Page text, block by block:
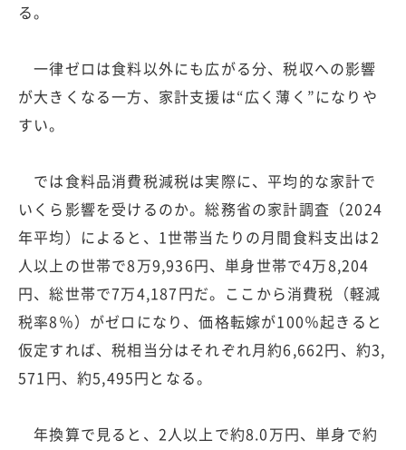
る。
一律ゼロは食料以外にも広がる分、税収への影響
が大きくなる一方、家計支援は“広く薄く”になりや
すい。
では食料品消費税減税は実際に、平均的な家計で
いくら影響を受けるのか。総務省の家計調査（2024
年平均）によると、1世帯当たりの月間食料支出は2
人以上の世帯で8万9,936円、単身世帯で4万8,204
円、総世帯で7万4,187円だ。ここから消費税（軽減
税率8％）がゼロになり、価格転嫁が100％起きると
仮定すれば、税相当分はそれぞれ月約6,662円、約3,
571円、約5,495円となる。
年換算で見ると、2人以上で約8.0万円、単身で約